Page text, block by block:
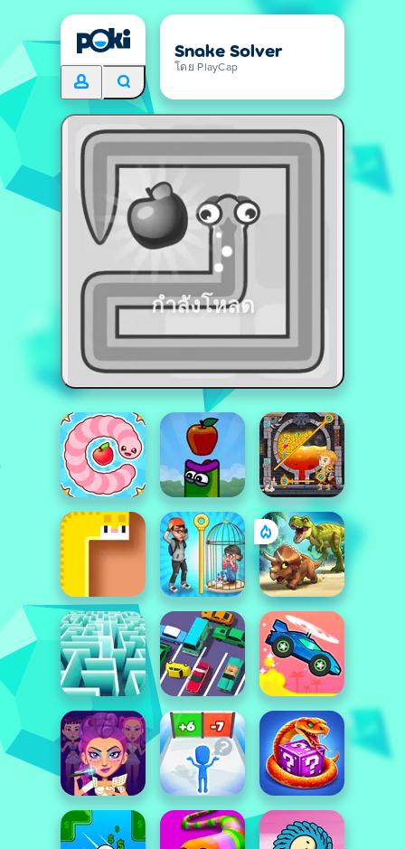
Snake Solver
โดย PlayCap
กำลังโหลด